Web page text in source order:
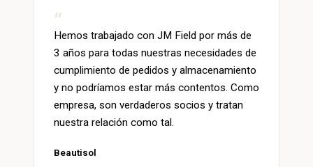
Hemos trabajado con JM Field por más de
3 años para todas nuestras necesidades de
cumplimiento de pedidos y almacenamiento
y no podríamos estar más contentos. Como
empresa, son verdaderos socios y tratan
nuestra relación como tal.
Beautisol